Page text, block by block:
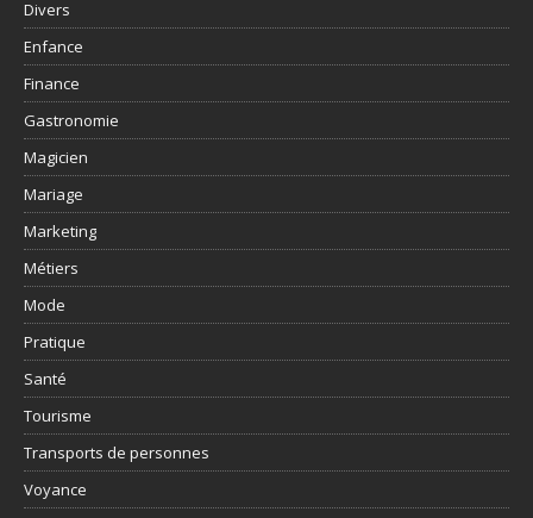
Divers
Enfance
Finance
Gastronomie
Magicien
Mariage
Marketing
Métiers
Mode
Pratique
Santé
Tourisme
Transports de personnes
Voyance